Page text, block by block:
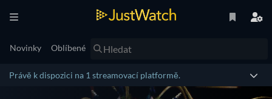
Novinky Oblíbené
Právě k dispozici na 1 streamovací platformě.